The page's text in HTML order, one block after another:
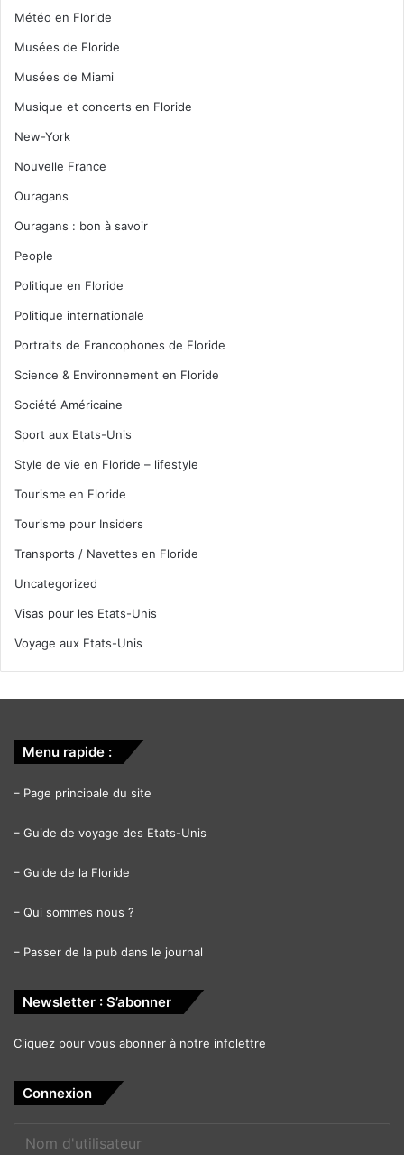
Météo en Floride
Musées de Floride
Musées de Miami
Musique et concerts en Floride
New-York
Nouvelle France
Ouragans
Ouragans : bon à savoir
People
Politique en Floride
Politique internationale
Portraits de Francophones de Floride
Science & Environnement en Floride
Société Américaine
Sport aux Etats-Unis
Style de vie en Floride – lifestyle
Tourisme en Floride
Tourisme pour Insiders
Transports / Navettes en Floride
Uncategorized
Visas pour les Etats-Unis
Voyage aux Etats-Unis
Menu rapide :
– Page principale du site
– Guide de voyage des Etats-Unis
– Guide de la Floride
– Qui sommes nous ?
– Passer de la pub dans le journal
Newsletter : S’abonner
Cliquez pour vous abonner à notre infolettre
Connexion